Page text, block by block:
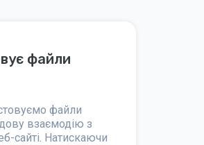
Контакти
Про нас
файли
файли
взаємодію з
сайті. Натискаючи